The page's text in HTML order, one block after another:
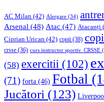
AC Milan (42) Alergare (34)
Arsenal (48) Atac (47) Atacanți
Ciprian Urican (42) copii (38)
crsse (36) curs instructor sportiv. CRSSE
(58) exercitii (102)
(71) forta (46) Fotbal
Jucători (123)